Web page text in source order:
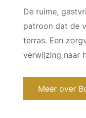
De ruime,
patroon dat de
terras. Een
verwijzing naar
Meer over